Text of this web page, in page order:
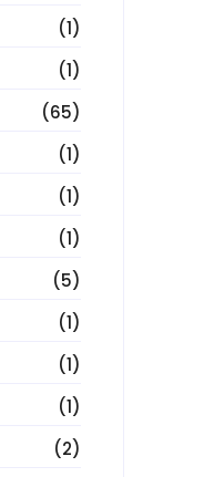
(1)
(1)
(65)
(1)
(1)
(1)
(5)
(1)
(1)
(1)
(2)